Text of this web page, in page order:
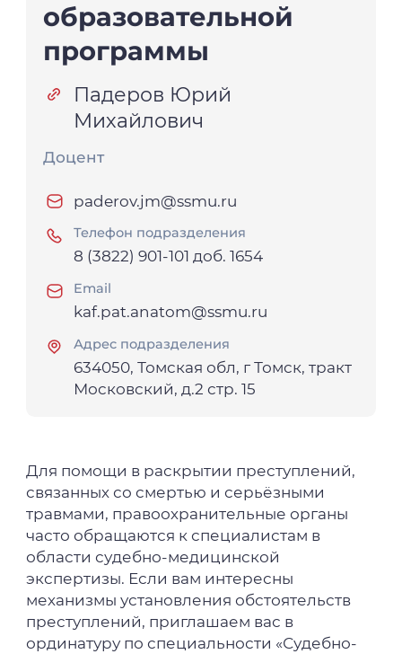
образовательной
программы
Падеров Юрий
Михайлович
Доцент
paderov.jm@ssmu.ru
Телефон подразделения
8 (3822) 901-101 доб. 1654
Email
kaf.pat.anatom@ssmu.ru
Адрес подразделения
634050, Томская обл, г Томск, тракт
Московский, д.2 стр. 15
Для помощи в раскрытии преступлений,
связанных со смертью и серьёзными
травмами, правоохранительные органы
часто обращаются к специалистам в
области судебно-медицинской
экспертизы. Если вам интересны
механизмы установления обстоятельств
преступлений, приглашаем вас в
ординатуру по специальности «Судебно-